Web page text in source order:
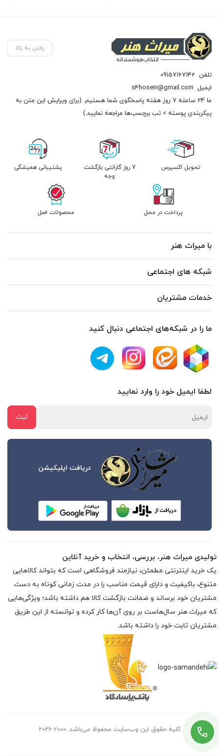
رفتن به بالا
تلفن 09157167142
ایمیل s4hosein@gmail.com
ما 24 ساعته 7 روز هفته پاسخگوی شما هستیم. (برای ویرایش این متن به
پیکربندی پوسته > تب برچسب‌ها مراجعه نمایید.)
تحویل اکسپرس
7 روز گارانتی بازگشت
وجه
پشتیبانی همیشگی
پرداخت در محل محصولات اصل
با میراث هنر
شبکه های اجتماعی
خدمات مشتریان
ما را در شبکه‌های اجتماعی دنبال کنید
لطفا ایمیل خود را وارد نمایید
دریافت اپلیکیشن
تولیدی میراث هنر، بررسی، انتخاب و خرید آنلاین
یک خرید اینترنتی مطمئن، نیازمند فروشگاهی است که بتواند کالاهایی
متنوع، باکیفیت و دارای قیمت مناسب را در مدت زمانی کوتاه به دست
مشتریان خود برساند و ضمانت بازگشت کالا هم داشته باشد؛ ویژگی‌هایی
که میراث هنر سال‌هاست بر روی آن‌ها کار کرده و توانسته از این طریق
مشتریان ثابت خود را داشته باشد.
کلیه حقوق این وب‌سایت محفوظ می‌باشد. 2000-2026